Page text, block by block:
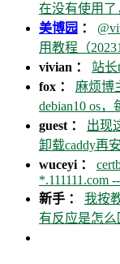
在没有使用了
美博园 ：
用教程（
vivian ： 站长
fox ： 麻烦博
debian10 os，
guest ： 出现
卸载caddy再
wuceyi ：
*.111111.com
新手 ： 我按
有反应是怎么